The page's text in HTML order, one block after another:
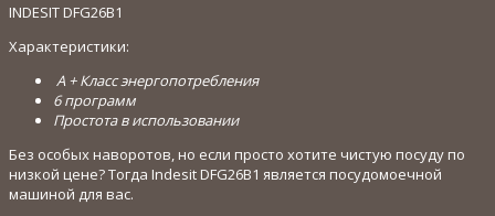
INDESIT DFG26B1
Характеристики:
A + Класс энергопотребления
6 программ
Простота в использовании
Без особых наворотов, но если просто хотите чистую посуду по
низкой цене? Тогда Indesit DFG26B1 является посудомоечной
машиной для вас.